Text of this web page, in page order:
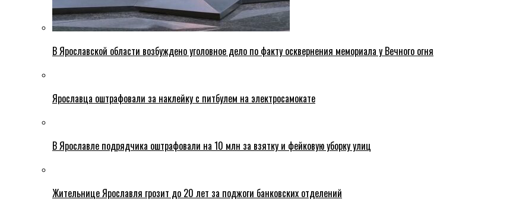
В Ярославской области возбуждено уголовное дело по факту осквернения мемориала у Вечного огня
Ярославца оштрафовали за наклейку с питбулем на электросамокате
В Ярославле подрядчика оштрафовали на 10 млн за взятку и фейковую уборку улиц
Жительнице Ярославля грозит до 20 лет за поджоги банковских отделений